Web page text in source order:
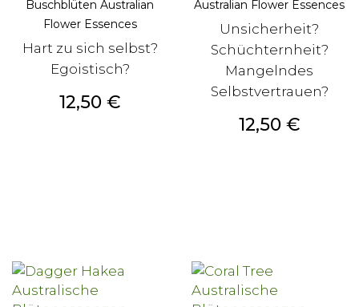
Buschblüten Australian
Flower Essences
Hart zu sich selbst?
Egoistisch?
Preis
12,50 €
Australian Flower Essences
Unsicherheit?
Schüchternheit?
Mangelndes
Selbstvertrauen?
Preis
12,50 €